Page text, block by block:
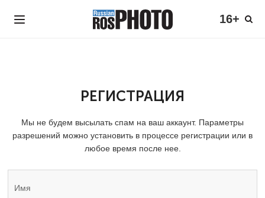
16+
РЕГИСТРАЦИЯ
Мы не будем высылать спам на ваш аккаунт. Параметры
разрешений можно установить в процессе регистрации или в
любое время после нее.